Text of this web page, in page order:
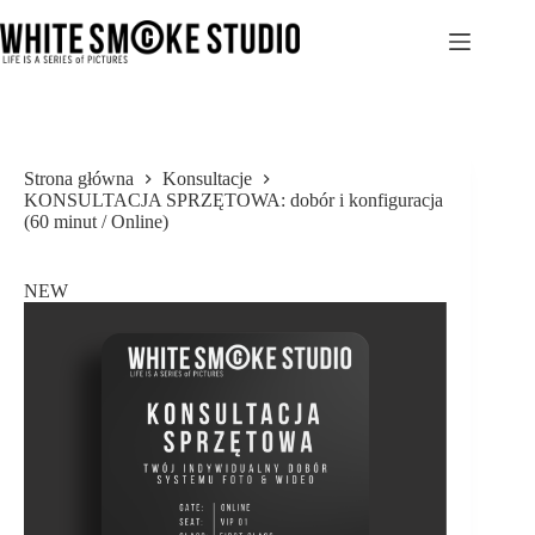
do
treści
Strona główna
Konsultacje
KONSULTACJA SPRZĘTOWA: dobór i konfiguracja
(60 minut / Online)
NEW